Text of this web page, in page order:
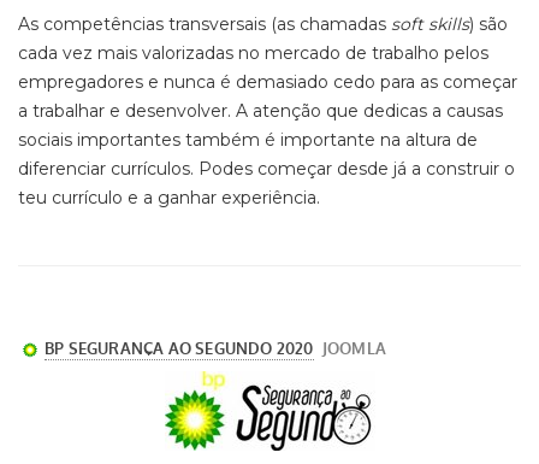
As competências transversais (as chamadas soft skills) são
cada vez mais valorizadas no mercado de trabalho pelos
empregadores e nunca é demasiado cedo para as começar
a trabalhar e desenvolver. A atenção que dedicas a causas
sociais importantes também é importante na altura de
diferenciar currículos. Podes começar desde já a construir o
teu currículo e a ganhar experiência.